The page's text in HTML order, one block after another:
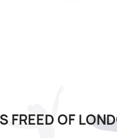
FREED OF